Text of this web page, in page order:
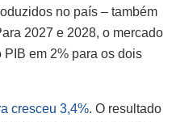
no país – também
2027 e 2028, o mercado
em 2% para os dois
cresceu 3,4%. O resultado